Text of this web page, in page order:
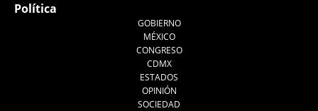
Política
GOBIERNO
MÉXICO
CONGRESO
CDMX
ESTADOS
OPINIÓN
SOCIEDAD